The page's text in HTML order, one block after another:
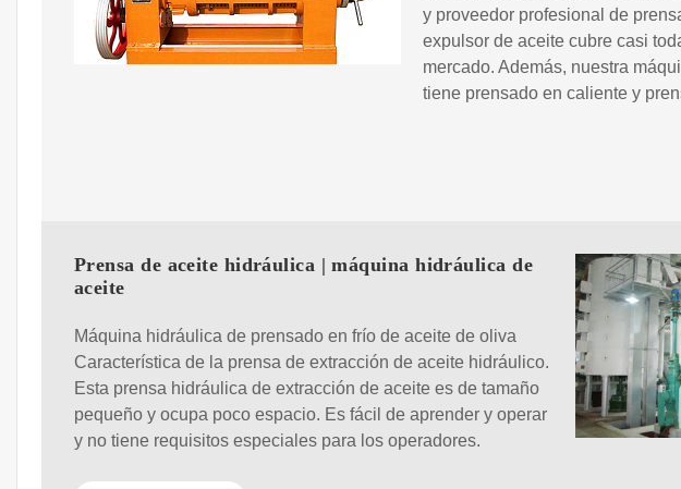
y proveedor profesional de
expulsor de aceite cubre casi
mercado. Además, nuestra
tiene prensado en caliente y
Prensa de aceite hidráulica | máquina hidráulica de
aceite
Máquina hidráulica de prensado en frío de aceite de oliva
Característica de la prensa de extracción de aceite hidráulico.
Esta prensa hidráulica de extracción de aceite es de tamaño
pequeño y ocupa poco espacio. Es fácil de aprender y operar
y no tiene requisitos especiales para los operadores.